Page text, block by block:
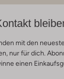
mit den
nur für dich.
einen